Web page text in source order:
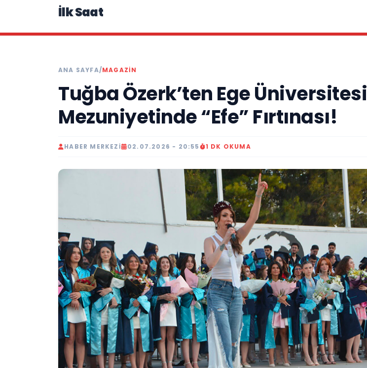
İlk Saat
ANA SAYFA/MAGAZIN
Tuğba Özerk’ten Ege Üniversitesi
Mezuniyetinde “Efe” Fırtınası!
HABER MERKEZI 02.07.2026 - 20:55 1 DK OKUMA